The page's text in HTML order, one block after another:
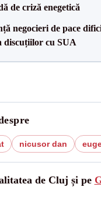
de criză enegetică
negocieri de pace
discuțiilor cu SUA
nicusor dan
de Cluj și pe